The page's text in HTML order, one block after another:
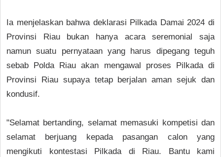
Ia menjelaskan bahwa deklarasi Pilkada Damai 2024 di
Provinsi Riau bukan hanya acara seremonial saja
namun suatu pernyataan yang harus dipegang teguh
sebab Polda Riau akan mengawal proses Pilkada di
Provinsi Riau supaya tetap berjalan aman sejuk dan
kondusif.
"Selamat bertanding, selamat memasuki kompetisi dan
selamat berjuang kepada pasangan calon yang
mengikuti kontestasi Pilkada di Riau. Bantu kami